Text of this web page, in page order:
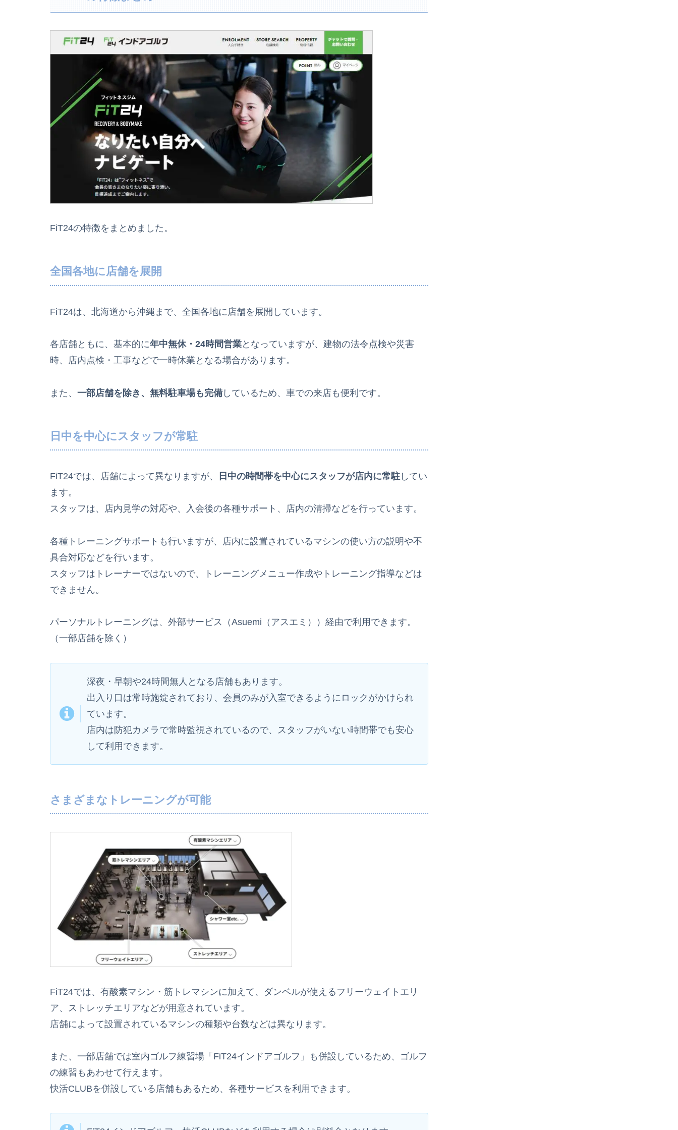
FiT24の特徴をまとめました。
全国各地に店舗を展開
FiT24は、北海道から沖縄まで、全国各地に店舗を展開しています。
各店舗ともに、基本的に年中無休・24時間営業となっていますが、建物の法令点検や災害
時、店内点検・工事などで一時休業となる場合があります。
また、 一部店舗を除き、無料駐車場も完備 しているため、車での来店も便利です。
日中を中心にスタッフが常駐
FiT24では、店舗によって異なりますが、 日中の時間帯を中心にスタッフが店内に常駐 してい
ます。
スタッフは、店内見学の対応や、入会後の各種サポート、店内の清掃などを行っています。
各種トレーニングサポートも行いますが、店内に設置されているマシンの使い方の説明や不
具合対応などを行います。
スタッフはトレーナーではないので、トレーニングメニュー作成やトレーニング指導などは
できません。
パーソナルトレーニングは、外部サービス（Asuemi（アスエミ））経由で利用できます。
（一部店舗を除く）
深夜・早朝や24時間無人となる店舗もあります。
出入り口は常時施錠されており、会員のみが入室できるようにロックがかけられ
ています。
店内は防犯カメラで常時監視されているので、スタッフがいない時間帯でも安心
して利用できます。
さまざまなトレーニングが可能
FiT24では、有酸素マシン・筋トレマシンに加えて、ダンベルが使えるフリーウェイトエリ
ア、ストレッチエリアなどが用意されています。
店舗によって設置されているマシンの種類や台数などは異なります。
また、一部店舗では室内ゴルフ練習場「FiT24インドアゴルフ」も併設しているため、ゴルフ
の練習もあわせて行えます。
快活CLUBを併設している店舗もあるため、各種サービスを利用できます。